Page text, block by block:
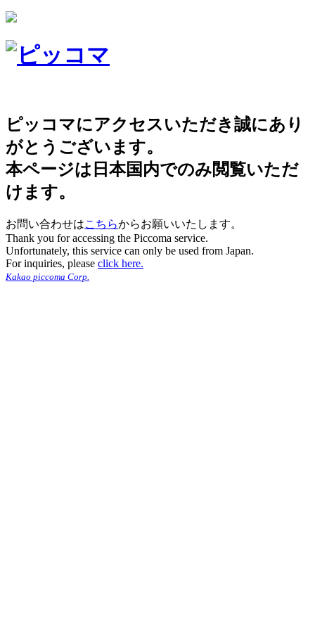
ピッコマにアクセスいただき誠にあり
がとうございます。
本ページは日本国内でのみ閲覧いただ
けます。
お問い合わせはこちらからお願いいたします。
Thank you for accessing the Piccoma service.
Unfortunately, this service can only be used from Japan.
For inquiries, please click here.
Kakao piccoma Corp.